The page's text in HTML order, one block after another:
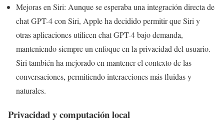
Mejoras en Siri: Aunque se esperaba una integración directa de
chat GPT-4 con Siri, Apple ha decidido permitir que Siri y
otras aplicaciones utilicen chat GPT-4 bajo demanda,
manteniendo siempre un enfoque en la privacidad del usuario.
Siri también ha mejorado en mantener el contexto de las
conversaciones, permitiendo interacciones más fluidas y
naturales.
Privacidad y computación local